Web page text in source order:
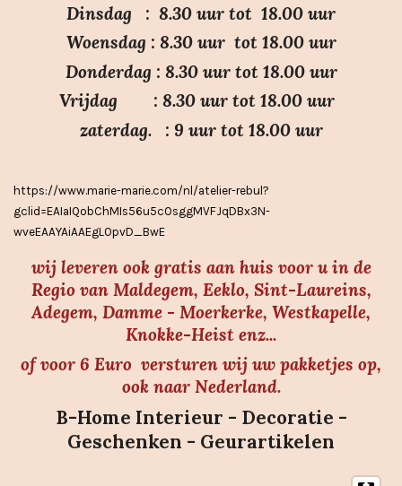
e
n
Dinsdag : 8.30 uur tot 18.00 uur
Woensdag : 8.30 uur tot 18.00 uur
Donderdag : 8.30 uur tot 18.00 uur
Vrijdag : 8.30 uur tot 18.00 uur
zaterdag. : 9 uur tot 18.00 uur
https://www.marie-marie.com/nl/atelier-rebul?
gclid=EAIaIQobChMIs56u5cOsggMVFJqDBx3N-
wveEAAYAiAAEgLOpvD_BwE
wij leveren ook gratis aan huis voor u in de
Regio van Maldegem, Eeklo, Sint-Laureins,
Adegem, Damme - Moerkerke, Westkapelle,
Knokke-Heist enz...
of voor 6 Euro versturen wij uw pakketjes op,
ook naar Nederland.
B-Home Interieur - Decoratie -
Geschenken - Geurartikelen